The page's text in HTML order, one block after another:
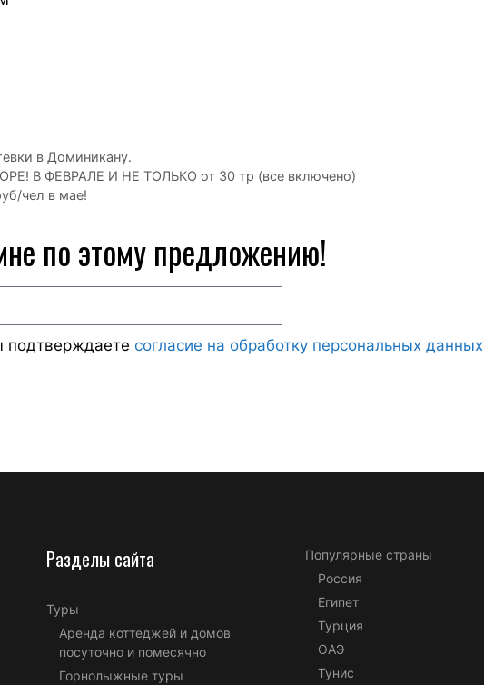
в Доминикану.
В ФЕВРАЛЕ И НЕ ТОЛЬКО от 30 тр (все включено)
чел в мае!
по этому предложению!
подтверждаете согласие на обработку персональных данных
Разделы сайта
Туры
Аренда коттеджей и домов
посуточно и помесячно
Горнолыжные туры
Популярные страны
Россия
Египет
Турция
ОАЭ
Тунис